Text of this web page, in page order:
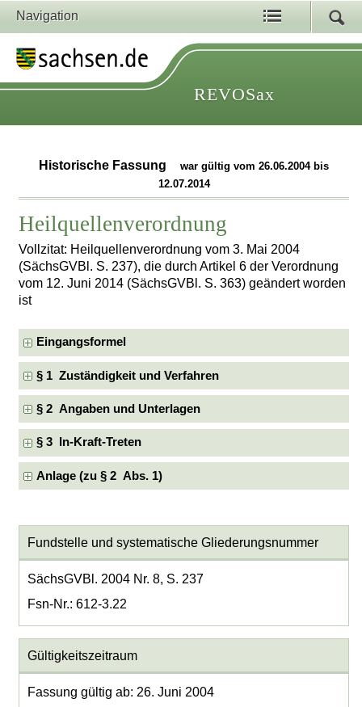
Navigation
REVOSax
Historische Fassung
war gültig vom 26.06.2004 bis
12.07.2014
Heilquellenverordnung
Vollzitat: Heilquellenverordnung vom 3. Mai 2004
(SächsGVBl. S. 237), die durch Artikel 6 der Verordnung
vom 12. Juni 2014 (SächsGVBl. S. 363) geändert worden
ist
Eingangsformel
§ 1 Zuständigkeit und Verfahren
§ 2 Angaben und Unterlagen
§ 3 In-Kraft-Treten
Anlage (zu § 2 Abs. 1)
Fundstelle und systematische Gliederungsnummer
SächsGVBl. 2004 Nr. 8, S. 237
Fsn-Nr.: 612-3.22
Gültigkeitszeitraum
Fassung gültig ab: 26. Juni 2004